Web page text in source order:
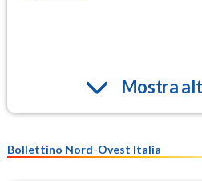
Mostra
Bollettino Nord-Ovest Italia